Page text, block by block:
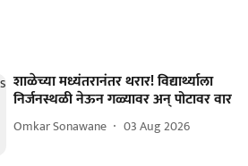
शाळेच्या मध्यंतरानंतर थरार! विद्यार्थ्याला
निर्जनस्थळी नेऊन गळ्यावर अन् पोटावर वार
Omkar Sonawane 03 Aug 2026